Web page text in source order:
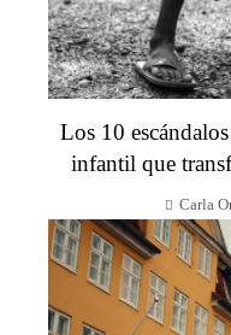
Los 10
infantil que
Carla